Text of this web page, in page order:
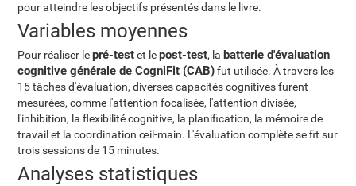
pour atteindre les objectifs présentés dans le livre.
Variables moyennes
Pour réaliser lepré-testet lepost-test, la batterie d'évaluation
cognitive générale de CogniFit (CAB)fut utilisée. À travers les
15 tâches d'évaluation, diverses capacités cognitives furent
mesurées, comme l'attention focalisée, l'attention divisée,
l'inhibition, la flexibilité cognitive, la planification, la mémoire de
travail et la coordination œil-main. L'évaluation complète se fit sur
trois sessions de 15 minutes.
Analyses statistiques